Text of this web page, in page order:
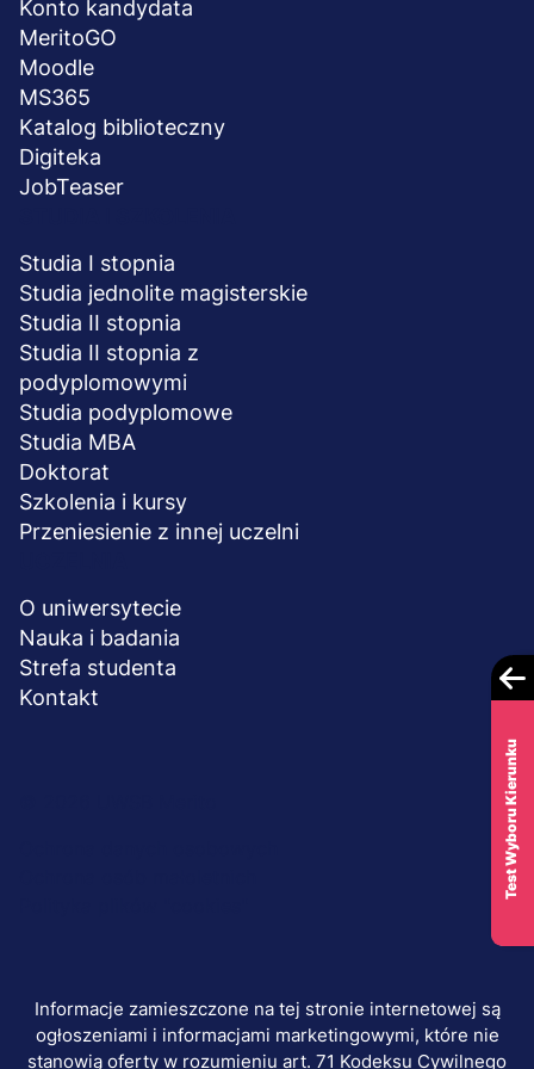
Konto kandydata
MeritoGO
Moodle
MS365
Katalog biblioteczny
Digiteka
JobTeaser
Studia I stopnia
Studia jednolite magisterskie
Studia II stopnia
Studia II stopnia z
podyplomowymi
Studia podyplomowe
Studia MBA
Doktorat
Szkolenia i kursy
Przeniesienie z innej uczelni
O uniwersytecie
Nauka i badania
Strefa studenta
Kontakt
Informacje zamieszczone na tej stronie internetowej są
ogłoszeniami i informacjami marketingowymi, które nie
stanowią oferty w rozumieniu art. 71 Kodeksu Cywilnego
Test Wyboru Kierunku